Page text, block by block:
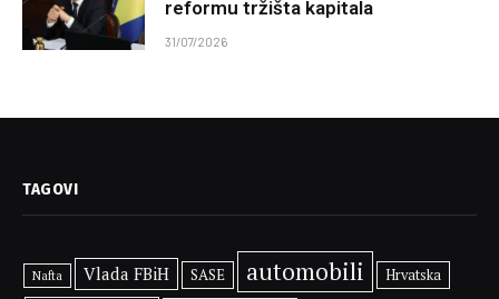
reformu tržišta kapitala
31/07/2026
TAGOVI
Nafta Vlada FBiH SASE automobili Hrvatska